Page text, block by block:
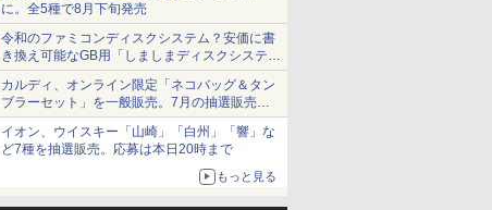
に。全5種で8月下旬発売
令和のファミコンディスクシステム？安価に書
き換え可能なGB用「しましまディスクシステ
ム」
カルディ、オンライン限定「ネコバッグ＆タン
ブラーセット」を一般販売。7月の抽選販売の
当選無効分
イオン、ウイスキー「山崎」「白州」「響」な
ど7種を抽選販売。応募は本日20時まで
もっと見る